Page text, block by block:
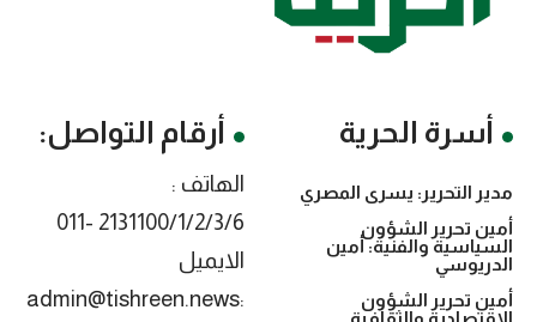
أسرة الحرية
مدير التحرير: يسرى المصري
أمين تحرير الشؤون
السياسية والفنية: أمين
الدريوسي
أمين تحرير الشؤون
الاقتصادية والثقافية
أرقام التواصل:
الهاتف :
2131100/1/2/3/6 -011
الايميل
:admin@tishreen.news